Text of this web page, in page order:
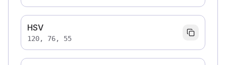
HSV
120, 76, 55